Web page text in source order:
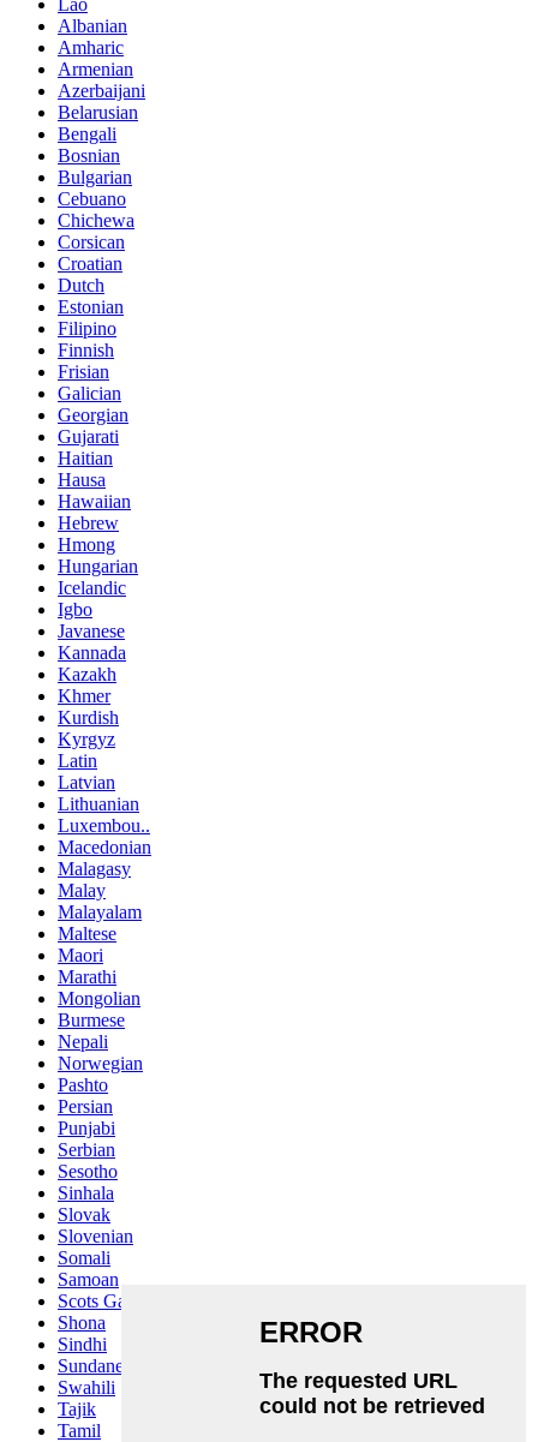
Albanian
Amharic
Armenian
Azerbaijani
Belarusian
Bengali
Bosnian
Bulgarian
Cebuano
Chichewa
Corsican
Croatian
Dutch
Estonian
Filipino
Finnish
Frisian
Galician
Georgian
Gujarati
Haitian
Hausa
Hawaiian
Hebrew
Hmong
Hungarian
Icelandic
Igbo
Javanese
Kannada
Kazakh
Khmer
Kurdish
Kyrgyz
Latin
Latvian
Lithuanian
Luxembou..
Macedonian
Malagasy
Malay
Malayalam
Maltese
Maori
Marathi
Mongolian
Burmese
Nepali
Norwegian
Pashto
Persian
Punjabi
Serbian
Sesotho
Sinhala
Slovak
Slovenian
Somali
Samoan
Scots Gaelic
Shona
Sindhi
Sundanese
Swahili
Tajik
Tamil